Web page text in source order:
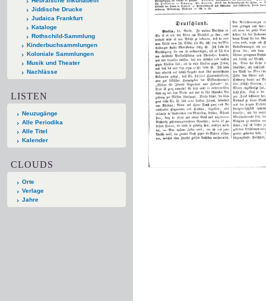
Jiddische Drucke
Judaica Frankfurt
Kataloge
Rothschild-Sammlung
Kinderbuchsammlungen
Koloniale Sammlungen
Musik und Theater
Nachlässe
LISTEN
Neuzugänge
Alle Periodika
Alle Titel
Kalender
CLOUDS
Orte
Verlage
Jahre